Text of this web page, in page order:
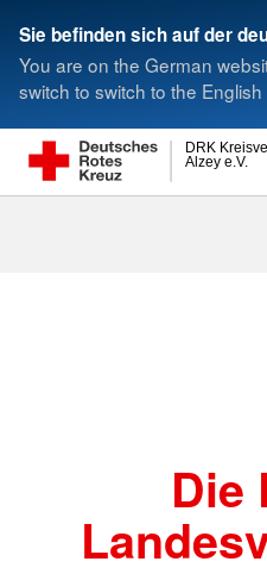
Sie befinden sich auf der
You are on the German
switch to switch to the
Alzey e.V.
DRK
Die